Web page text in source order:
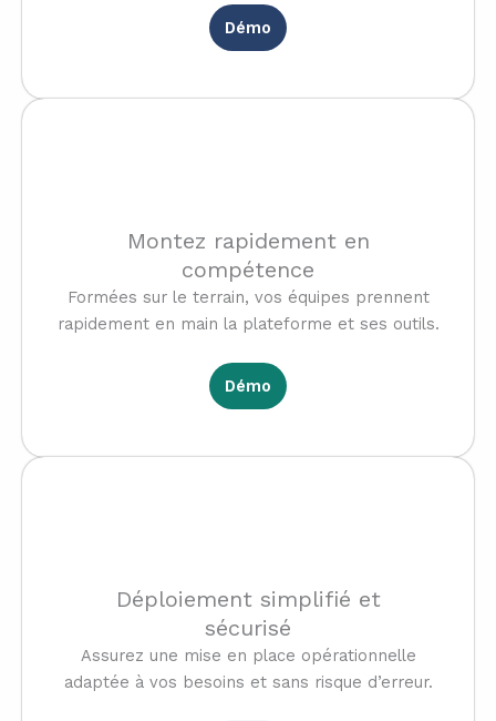
Démo
Montez rapidement en
compétence
Formées sur le terrain, vos équipes prennent
rapidement en main la plateforme et ses outils.
Démo
Déploiement simplifié et
sécurisé
Assurez une mise en place opérationnelle
adaptée à vos besoins et sans risque d’erreur.